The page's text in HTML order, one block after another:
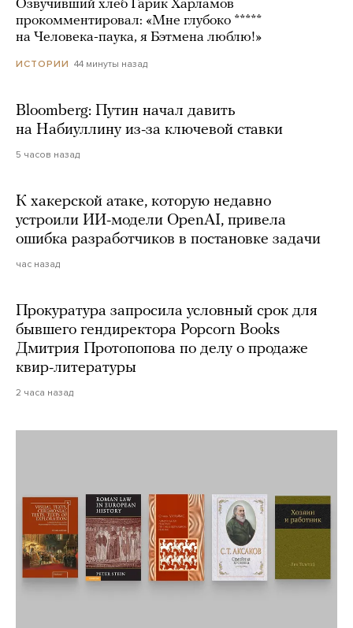
Озвучивший хлеб Гарик Харламов
прокомментировал: «Мне глубоко *****
на Человека-паука, я Бэтмена люблю!»
ИСТОРИИ 44 минуты назад
Bloomberg: Путин начал давить
на Набиуллину из-за ключевой ставки
5 часов назад
К хакерской атаке, которую недавно
устроили ИИ-модели OpenAI, привела
ошибка разработчиков в постановке задачи
час назад
Прокуратура запросила условный срок для
бывшего гендиректора Popcorn Books
Дмитрия Протопопова по делу о продаже
квир-литературы
2 часа назад